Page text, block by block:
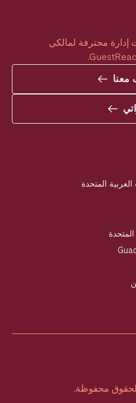
معنا
العربية المتحدة
محفوظة.